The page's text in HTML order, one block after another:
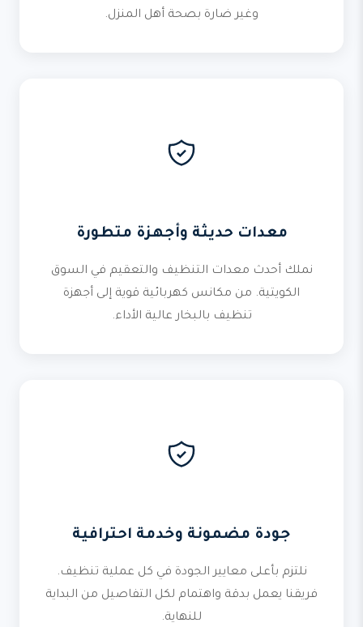
وغير ضارة بصحة أهل المنزل.
معدات حديثة وأجهزة متطورة
نملك أحدث معدات التنظيف والتعقيم في السوق
الكويتية. من مكانس كهربائية قوية إلى أجهزة
تنظيف بالبخار عالية الأداء.
جودة مضمونة وخدمة احترافية
نلتزم بأعلى معايير الجودة في كل عملية تنظيف.
فريقنا يعمل بدقة واهتمام لكل التفاصيل من البداية
للنهاية.